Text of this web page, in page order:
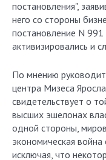
постановления",
него со стороны
постановление N
активизировались и
По мнению
центра Мизеса
свидетельствует о
высших эшелонах
одной стороны,
экономическая война
исключая, что